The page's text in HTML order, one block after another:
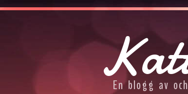
En blogg av